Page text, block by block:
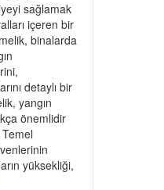
sağlamak
içeren bir
binalarda
detaylı bir
yangın
önemlidir
yüksekliği,